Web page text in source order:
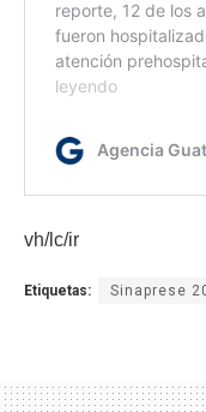
vh/lc/ir
Etiquetas: Sinaprese